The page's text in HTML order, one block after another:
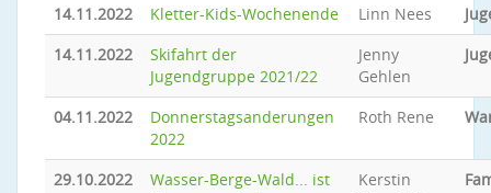
14.11.2022 Kletter-Kids-Wochenende Linn Nees
14.11.2022
Skifahrt der
Jugendgruppe 2021/22
Jenny
Gehlen
04.11.2022
Donnerstagsanderungen
2022
Roth Rene
29.10.2022
Wasser-Berge-Wald... ist
Kerstin